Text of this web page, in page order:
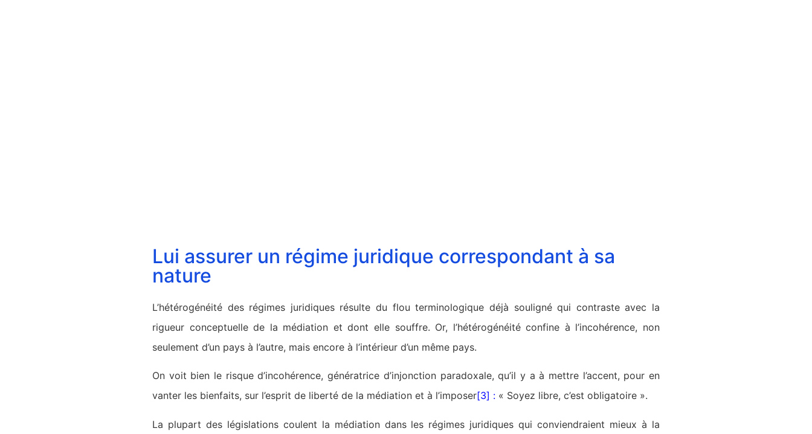
Lui assurer un régime juridique correspondant à sa
nature
L’hétérogénéité des régimes juridiques résulte du flou terminologique déjà souligné qui contraste avec la
rigueur conceptuelle de la médiation et dont elle souffre. Or, l’hétérogénéité confine à l’incohérence, non
seulement d’un pays à l’autre, mais encore à l’intérieur d’un même pays.
On voit bien le risque d’incohérence, génératrice d’injonction paradoxale, qu’il y a à mettre l’accent, pour en
vanter les bienfaits, sur l’esprit de liberté de la médiation et à l’imposer[3] : « Soyez libre, c’est obligatoire ».
La plupart des législations coulent la médiation dans les régimes juridiques qui conviendraient mieux à la